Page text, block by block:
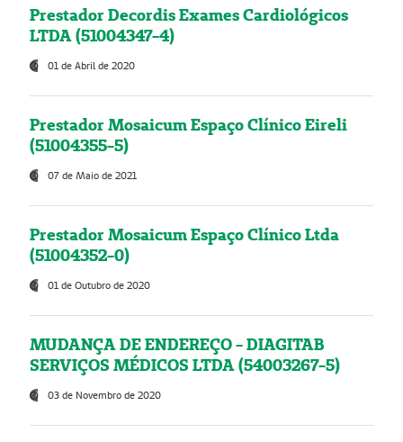
Prestador Decordis Exames Cardiológicos
LTDA (51004347-4)
01 de Abril de 2020
Prestador Mosaicum Espaço Clínico Eireli
(51004355-5)
07 de Maio de 2021
Prestador Mosaicum Espaço Clínico Ltda
(51004352-0)
01 de Outubro de 2020
MUDANÇA DE ENDEREÇO - DIAGITAB
SERVIÇOS MÉDICOS LTDA (54003267-5)
03 de Novembro de 2020